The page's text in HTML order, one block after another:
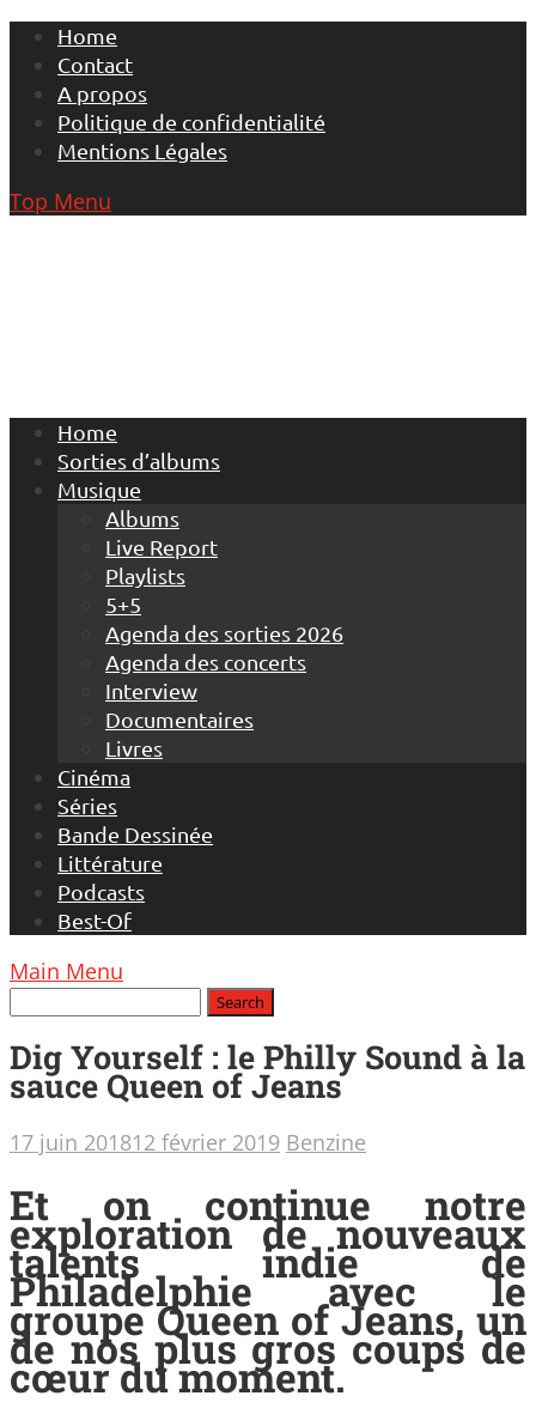
Skip
content
Home
Contact
A propos
Politique de confidentialité
Mentions Légales
Top Menu
Home
Sorties d’albums
Musique
Albums
Live Report
Playlists
5+5
Agenda des sorties 2026
Agenda des concerts
Interview
Documentaires
Livres
Cinéma
Séries
Bande Dessinée
Littérature
Podcasts
Best-Of
Main Menu
Dig Yourself : le Philly Sound à la
sauce Queen of Jeans
17 juin 201812 février 2019 Benzine
Et on continue notre
exploration de nouveaux
talents indie de
Philadelphie avec le
groupe Queen of Jeans, un
de nos plus gros coups de
cœur du moment.